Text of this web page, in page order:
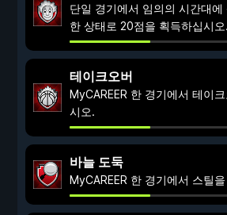
단일 경기에서 임의의 시간대
한 상태로 20점을 획득하십시오.
테이크오버
MyCAREER 한 경기에서 테이
시오.
바늘 도둑
MyCAREER 한 경기에서 스틸